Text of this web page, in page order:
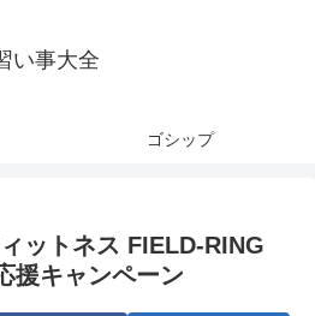
い事大全
ゴシップ
ットネス FIELD-RING
援キャンペーン